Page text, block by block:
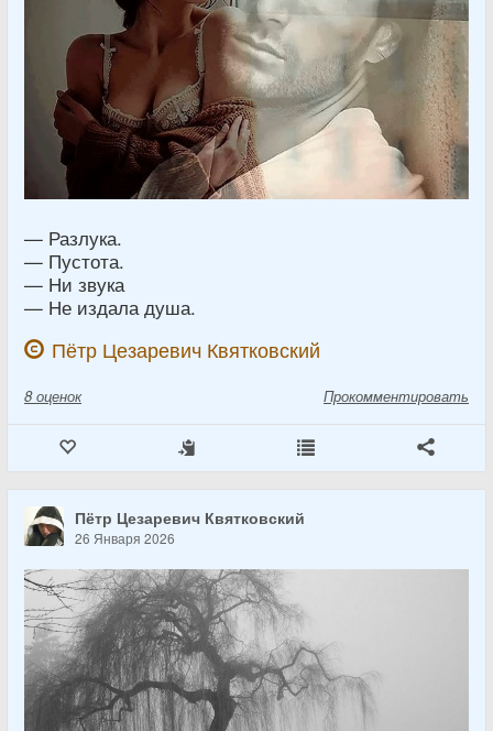
— Разлука.
— Пустота.
— Ни звука
— Не издала душа.
Пётр Цезаревич Квятковский
8 оценок Прокомментировать
Пётр Цезаревич Квятковский
26 Января 2026